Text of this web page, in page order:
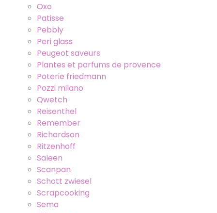
Oxo
Patisse
Pebbly
Peri glass
Peugeot saveurs
Plantes et parfums de provence
Poterie friedmann
Pozzi milano
Qwetch
Reisenthel
Remember
Richardson
Ritzenhoff
Saleen
Scanpan
Schott zwiesel
Scrapcooking
Sema